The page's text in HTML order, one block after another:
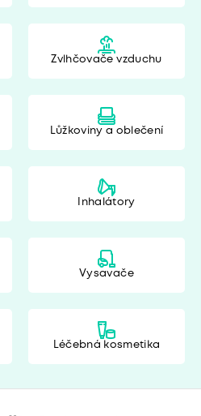
Zvlhčovače vzduchu
Lůžkoviny a oblečení
Inhalátory
Vysavače
Léčebná kosmetika